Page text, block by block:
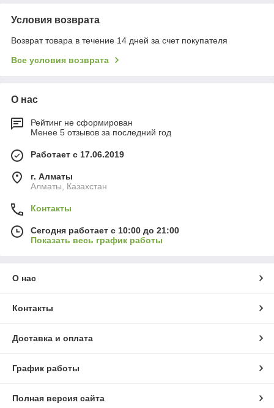
Условия возврата
Возврат товара в течение 14 дней за счет покупателя
Все условия возврата
О нас
Рейтинг не сформирован
Менее 5 отзывов за последний год
Работает с 17.06.2019
г. Алматы
Алматы, Казахстан
Контакты
Сегодня работает с 10:00 до 21:00
Показать весь график работы
О нас
Контакты
Доставка и оплата
График работы
Полная версия сайта